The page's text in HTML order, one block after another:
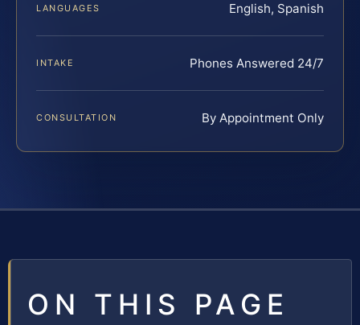
LANGUAGES English, Spanish
INTAKE Phones Answered 24/7
CONSULTATION By Appointment Only
ON THIS PAGE